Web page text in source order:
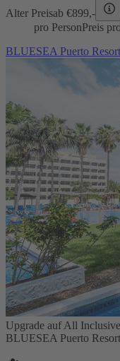
Alter Preisab €899,-
pro PersonPreis
BLUESEA Puerto Resort
Upgrade auf All Inclusive
BLUESEA Puerto Resort